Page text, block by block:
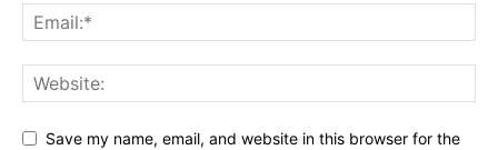
Save my name, email, and website in this browser for the